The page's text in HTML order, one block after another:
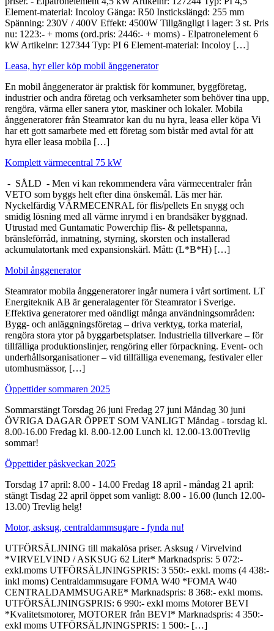
Element-material: Incoloy Gänga: R50 Instickslängd: 255 mm
Spänning: 230V / 400V Effekt: 4500W Tillgängligt i lager: 3 st. Pris
nu: 1223:- + moms (ord.pris: 2446:- + moms) - Elpatronelement 6
kW Artikelnr: 127344 Typ: PI 6 Element-material: Incoloy […]
Leasa, hyr eller köp mobil ånggenerator
En mobil ånggenerator är praktisk för kommuner, byggföretag,
industrier och andra företag och verksamheter som behöver tina upp,
rengöra, värma eller sanera ytor, maskiner och lokaler. Mobila
ånggeneratorer från Steamrator kan du nu hyra, leasa eller köpa Vi
har ett gott samarbete med ett företag som bistår med avtal för att
hyra eller leasa mobila […]
Komplett värmecentral 75 kW
- SÅLD - Men vi kan rekommendera våra värmecentraler från
VETO som byggs helt efter dina önskemål. Läs mer här.
Nyckelfärdig VÄRMECENRAL för flis/pellets En snygg och
smidig lösning med all värme inrymd i en brandsäker byggnad.
Utrustad med Guntamatic Powerchip flis- & pelletspanna,
bränsleförråd, inmatning, styrning, skorsten och installerad
ackumulatortank med expansionskärl. Mått: (L*B*H) […]
Mobil ånggenerator
Steamrator mobila ånggeneratorer ingår numera i vårt sortiment. LT
Energiteknik AB är generalagenter för Steamrator i Sverige.
Effektiva generatorer med oändligt många användningsområden:
Bygg- och anläggningsföretag – driva verktyg, torka material,
rengöra stora ytor på byggarbetsplatser. Industriella tillverkare – för
tillfälliga produktionslinjer, rengöring eller förpackning. Event- och
underhållsorganisationer – vid tillfälliga evenemang, festivaler eller
utomhusmässor, […]
Öppettider sommaren 2025
Sommarstängt Torsdag 26 juni Fredag 27 juni Måndag 30 juni
ÖVRIGA DAGAR ÖPPET SOM VANLIGT Måndag - torsdag kl.
8.00-16.00 Fredag kl. 8.00-12.00 Lunch kl. 12.00-13.00Trevlig
sommar!
Öppettider påskveckan 2025
Torsdag 17 april: 8.00 - 14.00 Fredag 18 april - måndag 21 april:
stängt Tisdag 22 april öppet som vanligt: 8.00 - 16.00 (lunch 12.00-
13.00) Trevlig helg!
Motor, asksug, centraldammsugare - fynda nu!
UTFÖRSÄLJNING till makalösa priser. Asksug / Virvelvind
*VIRVELVIND / ASKSUG 62 Liter* Marknadspris: 5 072:-
exkl.moms UTFÖRSÄLJNINGSPRIS: 3 550:- exkl. moms (4 438:-
inkl moms) Centraldammsugare FOMA W40 *FOMA W40
CENTRALDAMMSUGARE* Marknadspris: 8 368:- exkl moms.
UTFÖRSÄLJNINGSPRIS: 6 990:- exkl moms Motorer BEVI
*Kvalitetsmotorer, MOTORER från BEVI* Marknadspris: 4 350:-
exkl moms UTFÖRSÄLJNINGSPRIS: 1 500:- […]